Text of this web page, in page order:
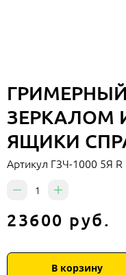
ЗЕРКАЛОМ
ЯЩИКИ
Артикул ГЗЧ-1000 5Я R
23600 руб.
В корзину